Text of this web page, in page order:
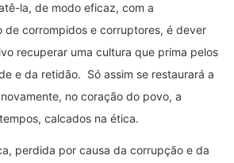
la, de modo eficaz, com a
de corrompidos e corruptores, é dever
recuperar uma cultura que prima pelos
e da retidão. Só assim se restaurará a
no coração do povo, a
calcados na ética.
perdida por causa da corrupção e da